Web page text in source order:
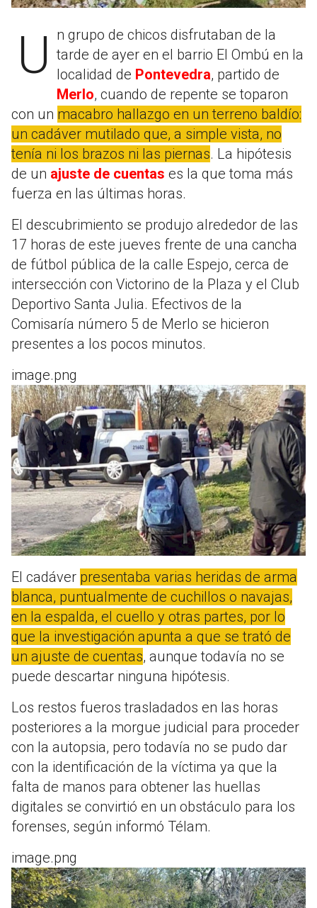
Un grupo de chicos disfrutaban de la tarde de ayer en el barrio El Ombú en la
localidad de Pontevedra, partido de
Merlo, cuando de repente se toparon
con un macabro hallazgo en un terreno baldío:
un cadáver mutilado que, a simple vista, no
tenía ni los brazos ni las piernas. La hipótesis
de un ajuste de cuentas es la que toma más
fuerza en las últimas horas.
El descubrimiento se produjo alrededor de las
17 horas de este jueves frente de una cancha
de fútbol pública de la calle Espejo, cerca de
intersección con Victorino de la Plaza y el Club
Deportivo Santa Julia. Efectivos de la
Comisaría número 5 de Merlo se hicieron
presentes a los pocos minutos.
image.png
El cadáver presentaba varias heridas de arma
blanca, puntualmente de cuchillos o navajas,
en la espalda, el cuello y otras partes, por lo
que la investigación apunta a que se trató de
un ajuste de cuentas, aunque todavía no se
puede descartar ninguna hipótesis.
Los restos fueros trasladados en las horas
posteriores a la morgue judicial para proceder
con la autopsia, pero todavía no se pudo dar
con la identificación de la víctima ya que la
falta de manos para obtener las huellas
digitales se convirtió en un obstáculo para los
forenses, según informó Télam.
image.png